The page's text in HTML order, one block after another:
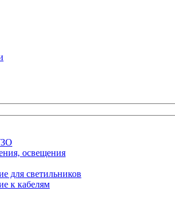
освещения
для светильников
к кабелям